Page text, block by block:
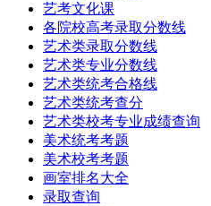
艺考文化课
各院校高考录取分数线
艺术类录取分数线
艺术类专业分数线
艺术类统考合格线
艺术类统考查分
艺术类校考专业成绩查询
美术统考考题
美术校考考题
画室排名大全
录取查询